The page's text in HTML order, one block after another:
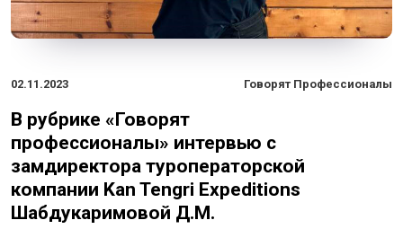
02.11.2023 Говорят Профессионалы
В рубрике «Говорят
профессионалы» интервью с
замдиректора туроператорской
компании Kan Tengri Expeditions
Шабдукаримовой Д.М.